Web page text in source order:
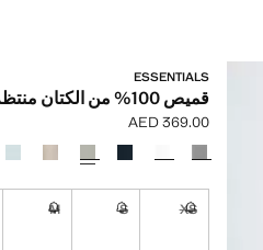
ESSENTIALS
قميص 100% من الكتان منتظم
السعر الحالي [AED 369.00 ]
AED 369.00
حدد اللون
XS
S
M